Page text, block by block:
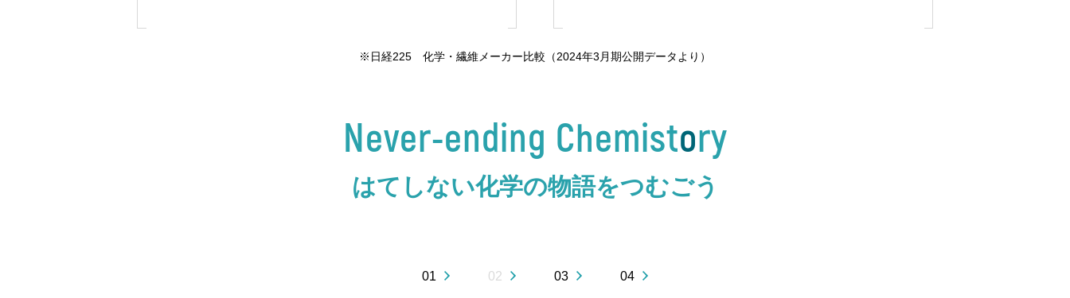
※日経225 化学・繊維メーカー比較（2024年3月期公開データより）
Never-ending Chemistory
はてしない化学の物語をつむごう
01 02 03 04